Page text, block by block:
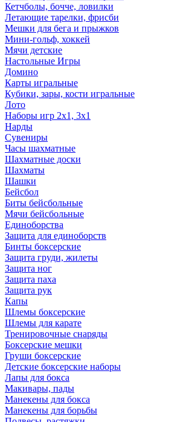
Кетчболы, бочче, ловилки
Летающие тарелки, фрисби
Мешки для бега и прыжков
Мини-гольф, хоккей
Мячи детские
Настольные Игры
Домино
Карты игральные
Кубики, зары, кости игральные
Лото
Наборы игр 2х1, 3х1
Нарды
Сувениры
Часы шахматные
Шахматные доски
Шахматы
Шашки
Бейсбол
Биты бейсбольные
Мячи бейсбольные
Единоборства
Защита для единоборств
Бинты боксерские
Защита груди, жилеты
Защита ног
Защита паха
Защита рук
Капы
Шлемы боксерские
Шлемы для карате
Тренировочные снаряды
Боксерские мешки
Груши боксерские
Детские боксерские наборы
Лапы для бокса
Макивары, пады
Манекены для бокса
Манекены для борьбы